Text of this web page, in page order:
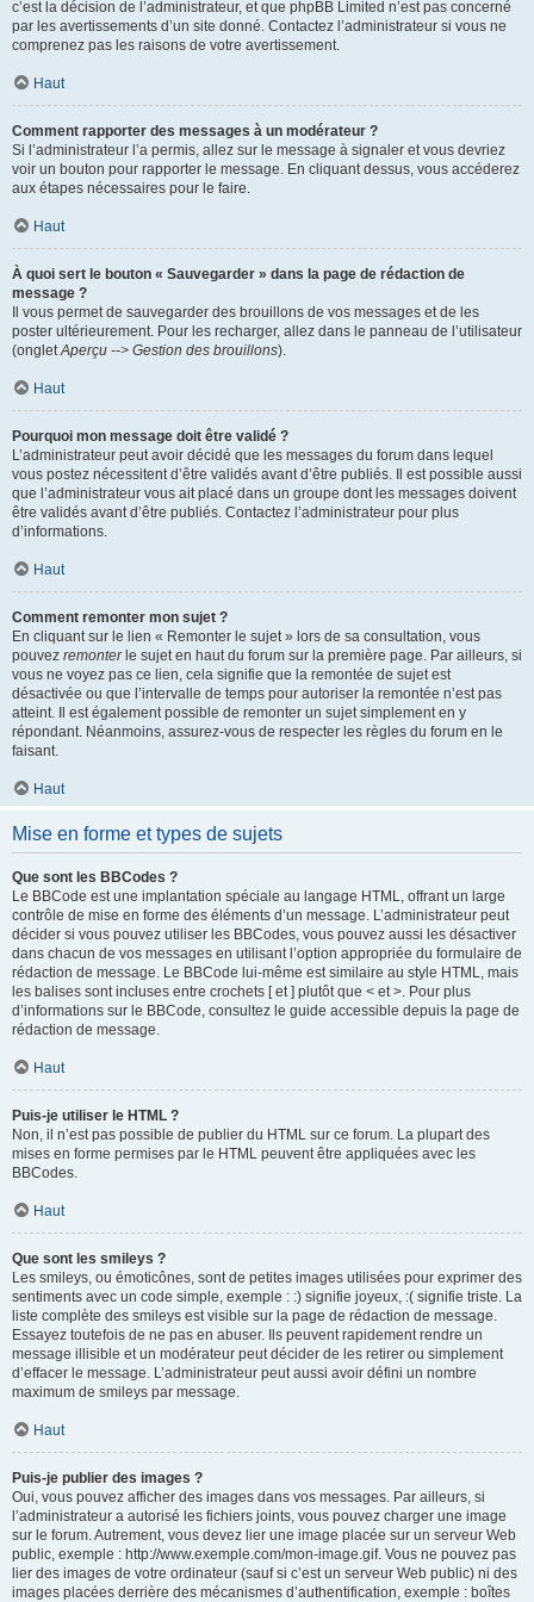
c’est la décision de l’administrateur, et que phpBB Limited n’est pas concerné
par les avertissements d’un site donné. Contactez l’administrateur si vous ne
comprenez pas les raisons de votre avertissement.
Haut
Comment rapporter des messages à un modérateur ?
Si l’administrateur l’a permis, allez sur le message à signaler et vous devriez
voir un bouton pour rapporter le message. En cliquant dessus, vous accéderez
aux étapes nécessaires pour le faire.
Haut
À quoi sert le bouton « Sauvegarder » dans la page de rédaction de
message ?
Il vous permet de sauvegarder des brouillons de vos messages et de les
poster ultérieurement. Pour les recharger, allez dans le panneau de l’utilisateur
(ongletAperçu --> Gestion des brouillons).
Haut
Pourquoi mon message doit être validé ?
L’administrateur peut avoir décidé que les messages du forum dans lequel
vous postez nécessitent d’être validés avant d’être publiés. Il est possible aussi
que l’administrateur vous ait placé dans un groupe dont les messages doivent
être validés avant d’être publiés. Contactez l’administrateur pour plus
d’informations.
Haut
Comment remonter mon sujet ?
En cliquant sur le lien « Remonter le sujet » lors de sa consultation, vous
pouvez remonterle sujet en haut du forum sur la première page. Par ailleurs, si
vous ne voyez pas ce lien, cela signifie que la remontée de sujet est
désactivée ou que l’intervalle de temps pour autoriser la remontée n’est pas
atteint. Il est également possible de remonter un sujet simplement en y
répondant. Néanmoins, assurez-vous de respecter les règles du forum en le
faisant.
Haut
Mise en forme et types de sujets
Que sont les BBCodes ?
Le BBCode est une implantation spéciale au langage HTML, offrant un large
contrôle de mise en forme des éléments d’un message. L’administrateur peut
décider si vous pouvez utiliser les BBCodes, vous pouvez aussi les désactiver
dans chacun de vos messages en utilisant l’option appropriée du formulaire de
rédaction de message. Le BBCode lui-même est similaire au style HTML, mais
les balises sont incluses entre crochets [ et ] plutôt que < et >. Pour plus
d’informations sur le BBCode, consultez le guide accessible depuis la page de
rédaction de message.
Haut
Puis-je utiliser le HTML ?
Non, il n’est pas possible de publier du HTML sur ce forum. La plupart des
mises en forme permises par le HTML peuvent être appliquées avec les
BBCodes.
Haut
Que sont les smileys ?
Les smileys, ou émoticônes, sont de petites images utilisées pour exprimer des
sentiments avec un code simple, exemple : :) signifie joyeux, :( signifie triste. La
liste complète des smileys est visible sur la page de rédaction de message.
Essayez toutefois de ne pas en abuser. Ils peuvent rapidement rendre un
message illisible et un modérateur peut décider de les retirer ou simplement
d’effacer le message. L’administrateur peut aussi avoir défini un nombre
maximum de smileys par message.
Haut
Puis-je publier des images ?
Oui, vous pouvez afficher des images dans vos messages. Par ailleurs, si
l’administrateur a autorisé les fichiers joints, vous pouvez charger une image
sur le forum. Autrement, vous devez lier une image placée sur un serveur Web
public, exemple : http://www.exemple.com/mon-image.gif. Vous ne pouvez pas
lier des images de votre ordinateur (sauf si c’est un serveur Web public) ni des
images placées derrière des mécanismes d’authentification, exemple : boîtes